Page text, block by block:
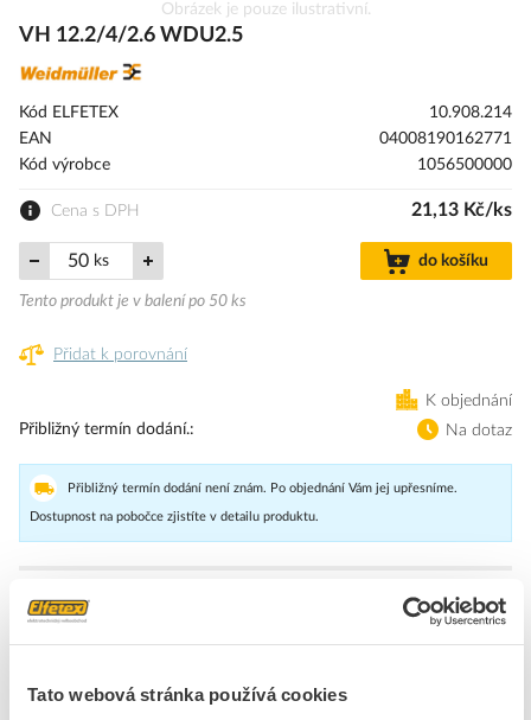
Tato webová stránka používá cookies
na
galerie
s
Obrázek je pouze ilustrativní.
VH 12.2/4/2.6 WDU2.5
Kód ELFETEX
10.908.214
EAN
04008190162771
Kód výrobce
1056500000
Cena s DPH 21,13 Kč/ks
ks do košíku
Tento produkt je v balení po 50 ks
Přidat k porovnání
K objednání
Přibližný termín dodání.
Na dotaz
Přibližný termín dodání není znám. Po objednání Vám jej upřesníme.
Dostupnost na pobočce zjistíte v detailu produktu.
Spojovací pouzdro pro zlepšení kontaktu mezi příslušenstvím a
aktuální lištou.